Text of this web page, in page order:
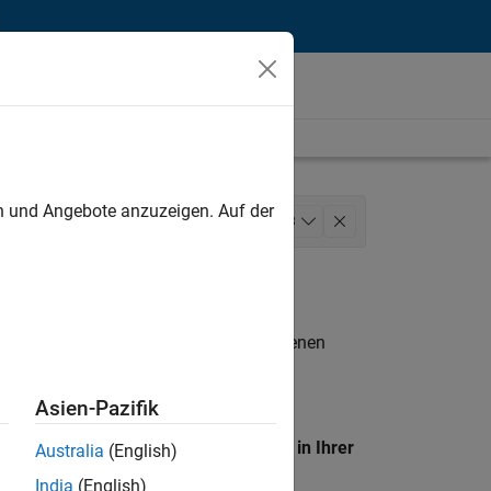
Inside Sales 3
. Wenn Sie noch immer keine offenen
unseres
Standort, um alle Stellenangebote in Ihrer
Angebote anzuzeigen. Auf der
Asien-Pazifik
Australia (English)
India (English)